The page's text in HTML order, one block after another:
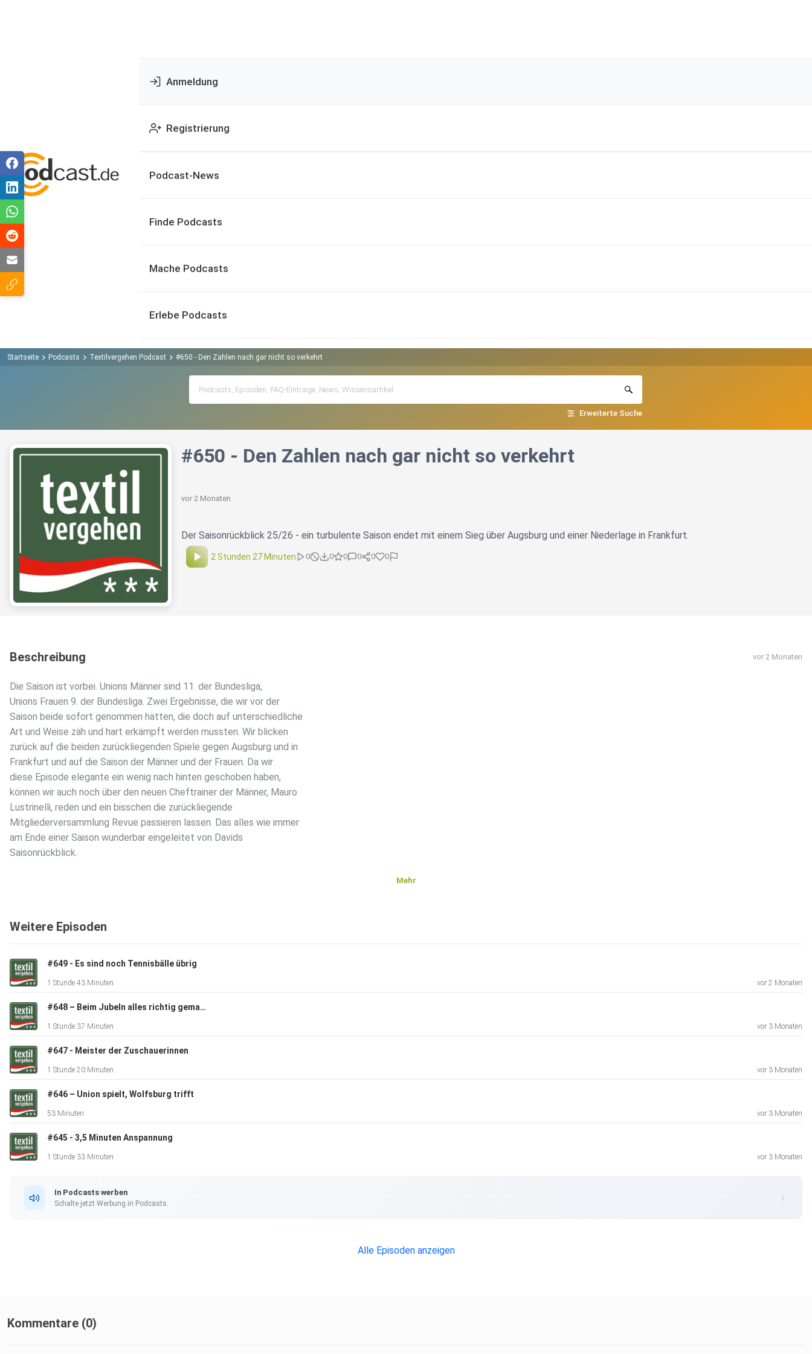
Anmeldung
Registrierung
Podcast-News
Finde Podcasts
Mache Podcasts
Erlebe Podcasts
Startseite Podcasts Textilvergehen Podcast #650 - Den Zahlen nach gar nicht so verkehrt
Erweiterte Suche
#650 - Den Zahlen nach gar nicht so verkehrt
vor 2 Monaten
Der Saisonrückblick 25/26 - ein turbulente Saison endet mit einem Sieg über Augsburg und einer Niederlage in Frankfurt.
2 Stunden 27 Minuten 0 0 0 0 0 0
Beschreibung vor 2 Monaten
Die Saison ist vorbei. Unions Männer sind 11. der Bundesliga,
Unions Frauen 9. der Bundesliga. Zwei Ergebnisse, die wir vor der
Saison beide sofort genommen hätten, die doch auf unterschiedliche
Art und Weise zäh und hart erkämpft werden mussten. Wir blicken
zurück auf die beiden zurückliegenden Spiele gegen Augsburg und in
Frankfurt und auf die Saison der Männer und der Frauen. Da wir
diese Episode elegante ein wenig nach hinten geschoben haben,
können wir auch noch über den neuen Cheftrainer der Männer, Mauro
Lustrinelli, reden und ein bisschen die zurückliegende
Mitgliederversammlung Revue passieren lassen. Das alles wie immer
am Ende einer Saison wunderbar eingeleitet von Davids
Saisonrückblick.
Mehr
Weitere Episoden
#649 - Es sind noch Tennisbälle übrig
1 Stunde 43 Minuten vor 2 Monaten
#648 – Beim Jubeln alles richtig gemacht
1 Stunde 37 Minuten vor 3 Monaten
#647 - Meister der Zuschauerinnen
1 Stunde 20 Minuten vor 3 Monaten
#646 – Union spielt, Wolfsburg trifft
53 Minuten vor 3 Monaten
#645 - 3,5 Minuten Anspannung
1 Stunde 33 Minuten vor 3 Monaten
In Podcasts werben
Schalte jetzt Werbung in Podcasts.
Alle Episoden anzeigen
Kommentare (0)